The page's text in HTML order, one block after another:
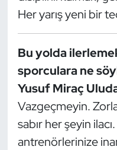
Her yarış yeni bir
Bu yolda
sporculara ne
Yusuf Miraç
Vazgeçmeyin.
sabır her şeyin
antrenörlerinize